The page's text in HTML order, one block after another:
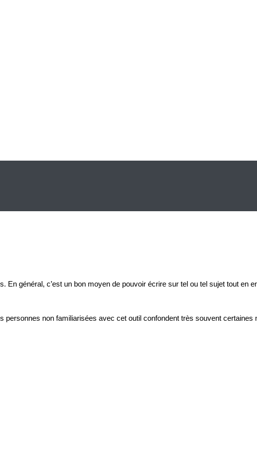
En général, c’est un bon moyen de pouvoir écrire sur tel ou tel sujet tout en
personnes non familiarisées avec cet outil confondent très souvent certaines